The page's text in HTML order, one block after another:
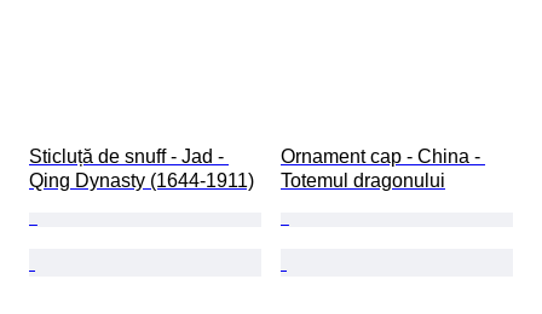
Sticluță de snuff - Jad -
Qing Dynasty (1644-1911)
Ornament cap - China -
Totemul dragonului